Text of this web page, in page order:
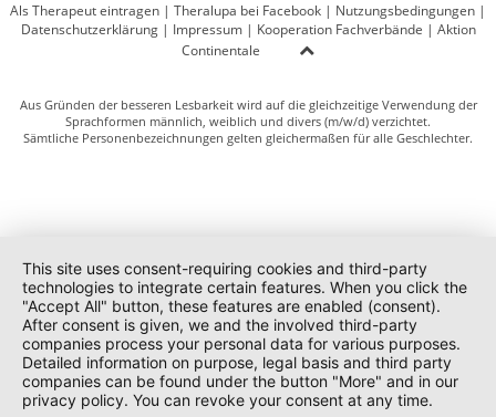
Als Therapeut eintragen | Theralupa bei Facebook | Nutzungsbedingungen |
Datenschutzerklärung| Impressum| Kooperation Fachverbände | Aktion
Continentale
Aus Gründen der besseren Lesbarkeit wird auf die gleichzeitige Verwendung der
Sprachformen männlich, weiblich und divers (m/w/d) verzichtet.
Sämtliche Personenbezeichnungen gelten gleichermaßen für alle Geschlechter.
This site uses consent-requiring cookies and third-party
technologies to integrate certain features. When you click the
"Accept All" button, these features are enabled (consent).
After consent is given, we and the involved third-party
companies process your personal data for various purposes.
Detailed information on purpose, legal basis and third party
companies can be found under the button "More" and in our
privacy policy. You can revoke your consent at any time.